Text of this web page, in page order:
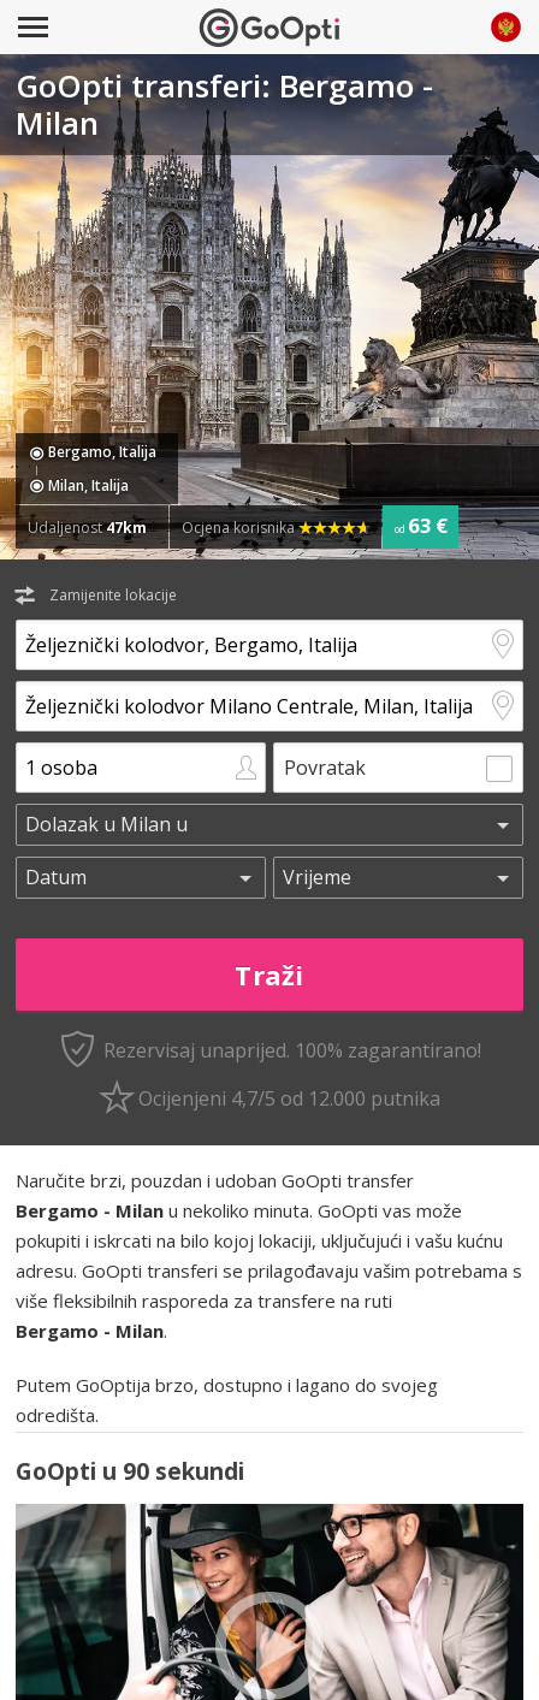
GoOpti transferi: Bergamo -
Milan
Bergamo, Italija
Milan, Italija
Udaljenost47km Ocjena korisnika od 63 €
Zamijenite lokacije
Povratak
Rezervisaj unaprijed. 100% zagarantirano!
Ocijenjeni 4,7/5 od 12.000 putnika
Naručite brzi, pouzdan i udoban GoOpti transfer
Bergamo - Milan u nekoliko minuta. GoOpti vas može
pokupiti i iskrcati na bilo kojoj lokaciji, uključujući i vašu kućnu
adresu. GoOpti transferi se prilagođavaju vašim potrebama s
više fleksibilnih rasporeda za transfere na ruti
Bergamo - Milan.
Putem GoOptija brzo, dostupno i lagano do svojeg
odredišta.
GoOpti u 90 sekundi